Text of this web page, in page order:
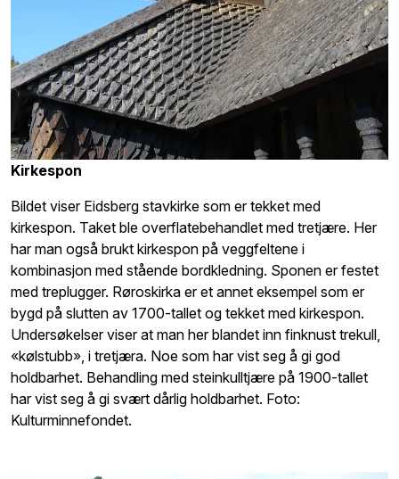
Kirkespon
Bildet viser Eidsberg stavkirke som er tekket med
kirkespon. Taket ble overflatebehandlet med tretjære. Her
har man også brukt kirkespon på veggfeltene i
kombinasjon med stående bordkledning. Sponen er festet
med treplugger. Røroskirka er et annet eksempel som er
bygd på slutten av 1700-tallet og tekket med kirkespon.
Undersøkelser viser at man her blandet inn finknust trekull,
«kølstubb», i tretjæra. Noe som har vist seg å gi god
holdbarhet. Behandling med steinkulltjære på 1900-tallet
har vist seg å gi svært dårlig holdbarhet. Foto:
Kulturminnefondet.